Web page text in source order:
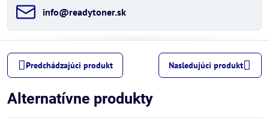
info​@readytoner​.sk
Predchádzajúci produkt Nasledujúci produkt
Alternatívne produkty